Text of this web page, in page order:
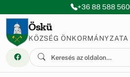
Ugrás a menüre
Ugrás a tartalomra+36 88 588 560
Öskü
KÖZSÉG ÖNKORMÁNYZATA